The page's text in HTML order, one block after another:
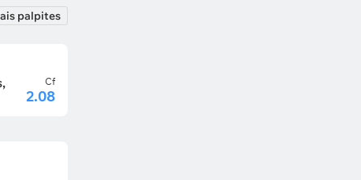
palpites
Cf
2.08